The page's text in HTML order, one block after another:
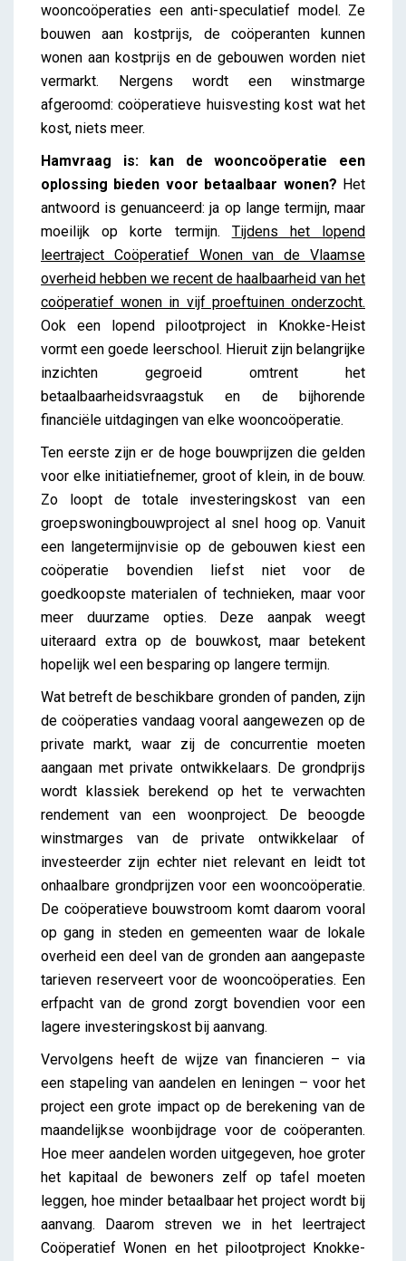
wooncoöperaties een anti-speculatief model. Ze
bouwen aan kostprijs, de coöperanten kunnen
wonen aan kostprijs en de gebouwen worden niet
vermarkt. Nergens wordt een winstmarge
afgeroomd: coöperatieve huisvesting kost wat het
kost, niets meer.
Hamvraag is: kan de wooncoöperatie een
oplossing bieden voor betaalbaar wonen? Het
antwoord is genuanceerd: ja op lange termijn, maar
moeilijk op korte termijn. Tijdens het lopend
leertraject Coöperatief Wonen van de Vlaamse
overheid hebben we recent de haalbaarheid van het
coöperatief wonen in vijf proeftuinen onderzocht.
Ook een lopend pilootproject in Knokke-Heist
vormt een goede leerschool. Hieruit zijn belangrijke
inzichten gegroeid omtrent het
betaalbaarheidsvraagstuk en de bijhorende
financiële uitdagingen van elke wooncoöperatie.
Ten eerste zijn er de hoge bouwprijzen die gelden
voor elke initiatiefnemer, groot of klein, in de bouw.
Zo loopt de totale investeringskost van een
groepswoningbouwproject al snel hoog op. Vanuit
een langetermijnvisie op de gebouwen kiest een
coöperatie bovendien liefst niet voor de
goedkoopste materialen of technieken, maar voor
meer duurzame opties. Deze aanpak weegt
uiteraard extra op de bouwkost, maar betekent
hopelijk wel een besparing op langere termijn.
Wat betreft de beschikbare gronden of panden, zijn
de coöperaties vandaag vooral aangewezen op de
private markt, waar zij de concurrentie moeten
aangaan met private ontwikkelaars. De grondprijs
wordt klassiek berekend op het te verwachten
rendement van een woonproject. De beoogde
winstmarges van de private ontwikkelaar of
investeerder zijn echter niet relevant en leidt tot
onhaalbare grondprijzen voor een wooncoöperatie.
De coöperatieve bouwstroom komt daarom vooral
op gang in steden en gemeenten waar de lokale
overheid een deel van de gronden aan aangepaste
tarieven reserveert voor de wooncoöperaties. Een
erfpacht van de grond zorgt bovendien voor een
lagere investeringskost bij aanvang.
Vervolgens heeft de wijze van financieren – via
een stapeling van aandelen en leningen – voor het
project een grote impact op de berekening van de
maandelijkse woonbijdrage voor de coöperanten.
Hoe meer aandelen worden uitgegeven, hoe groter
het kapitaal de bewoners zelf op tafel moeten
leggen, hoe minder betaalbaar het project wordt bij
aanvang. Daarom streven we in het leertraject
Coöperatief Wonen en het pilootproject Knokke-